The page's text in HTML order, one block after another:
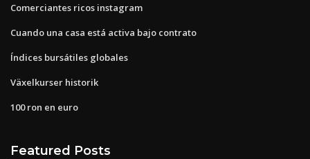
Comerciantes ricos instagram
Cuando una casa está activa bajo contrato
Índices bursátiles globales
Växelkurser historik
100 ron en euro
Featured Posts